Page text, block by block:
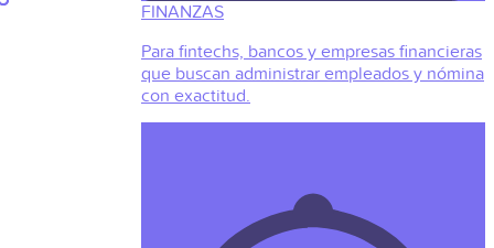
FINANZAS
Para fintechs, bancos y empresas financieras
que buscan administrar empleados y nómina
con exactitud.